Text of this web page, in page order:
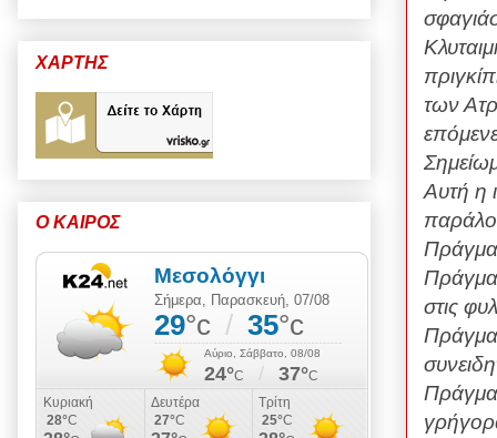
των
Αυτή η
στις
ΧΑΡΤΗΣ
Ο ΚΑΙΡΟΣ